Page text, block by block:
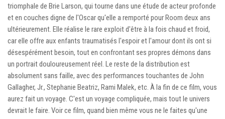
triomphale de Brie Larson, qui tourne dans une étude de acteur profonde
et en couches digne de l'Oscar qu'elle a remporté pour Room deux ans
ultérieurement. Elle réalise le rare exploit d'être à la fois chaud et froid,
car elle offre aux enfants traumatisés l'espoir et l'amour dont ils ont si
désespérément besoin, tout en confrontant ses propres démons dans
un portrait douloureusement réel. Le reste de la distribution est
absolument sans faille, avec des performances touchantes de John
Gallagher, Jr., Stephanie Beatriz, Rami Malek, etc. À la fin de ce film, vous
aurez fait un voyage. C'est un voyage compliquée, mais tout le univers
devrait le faire. Voir ce film, quand bien même vous ne le faites qu'une